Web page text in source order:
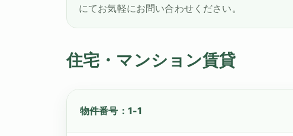
にてお気軽にお問い合わせください。
住宅・マンション賃貸
物件番号：1-1